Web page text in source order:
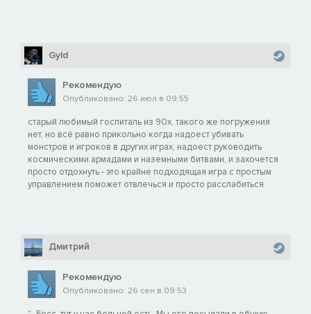
Gyld
Рекомендую
Опубликовано: 26 июл в 09:55
старый любимый госпиталь из 90х, такого же погружения
нет, но всё равно прикольно когда надоест убивать
монстров и игроков в других играх, надоест руководить
космическими армадами и наземными битвами, и захочется
просто отдохнуть - это крайне подходящая игра с простым
управлением поможет отвлечься и просто расслабиться
Дмитрий
Рекомендую
Опубликовано: 26 сен в 09:53